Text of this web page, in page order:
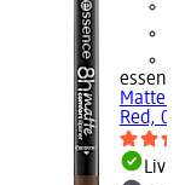
essence
Matte
Red, 0,3